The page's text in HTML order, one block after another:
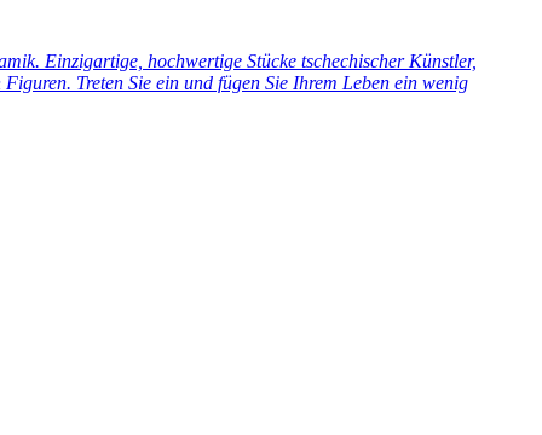
Einzigartige, hochwertige Stücke tschechischer Künstler,
Treten Sie ein und fügen Sie Ihrem Leben ein wenig